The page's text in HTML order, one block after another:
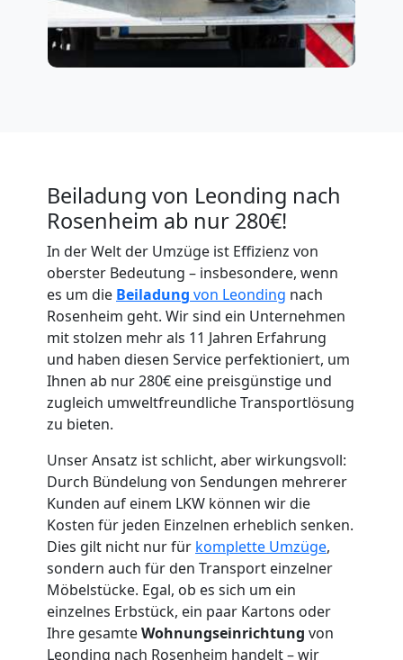
Beiladung von Leonding nach
Rosenheim ab nur 280€!
In der Welt der Umzüge ist Effizienz von
oberster Bedeutung – insbesondere, wenn
es um die Beiladung von Leonding nach
Rosenheim geht. Wir sind ein Unternehmen
mit stolzen mehr als 11 Jahren Erfahrung
und haben diesen Service perfektioniert, um
Ihnen ab nur 280€ eine preisgünstige und
zugleich umweltfreundliche Transportlösung
zu bieten.
Unser Ansatz ist schlicht, aber wirkungsvoll:
Durch Bündelung von Sendungen mehrerer
Kunden auf einem LKW können wir die
Kosten für jeden Einzelnen erheblich senken.
Dies gilt nicht nur für komplette Umzüge,
sondern auch für den Transport einzelner
Möbelstücke. Egal, ob es sich um ein
einzelnes Erbstück, ein paar Kartons oder
Ihre gesamteWohnungseinrichtung von
Leonding nach Rosenheim handelt – wir
Umzugshelfer
Leonding
Möbeltaxi
Leonding
Kleintransport
Leonding